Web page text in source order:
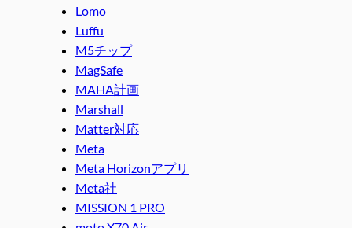
Lomo
Luffu
M5チップ
MagSafe
MAHA計画
Marshall
Matter対応
Meta
Meta Horizonアプリ
Meta社
MISSION 1 PRO